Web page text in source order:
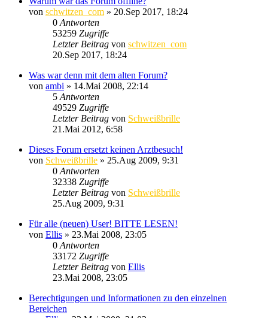
von schwitzen_com » 20.Sep 2017, 18:24
0 Antworten
53259 Zugriffe
Letzter Beitrag von schwitzen_com
20.Sep 2017, 18:24
Was war denn mit dem alten Forum?
von ambi » 14.Mai 2008, 22:14
5 Antworten
49529 Zugriffe
Letzter Beitrag von Schweißbrille
21.Mai 2012, 6:58
Dieses Forum ersetzt keinen Arztbesuch!
von Schweißbrille » 25.Aug 2009, 9:31
0 Antworten
32338 Zugriffe
Letzter Beitrag von Schweißbrille
25.Aug 2009, 9:31
Für alle (neuen) User! BITTE LESEN!
von Ellis » 23.Mai 2008, 23:05
0 Antworten
33172 Zugriffe
Letzter Beitrag von Ellis
23.Mai 2008, 23:05
Berechtigungen und Informationen zu den einzelnen
Bereichen